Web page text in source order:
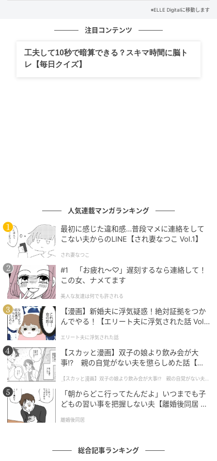
る。お気に入りの一輪をシックにまとうのはもちろ
ん、複数のチャームを組み合わせてブーケのように華
やかに仕上げるのもおすすめ。
※ELLE Digitalに移動します
注目コンテンツ
工夫して10秒で暗算できる？スキマ時間に脳ト
レ【毎日クイズ】
人気連載マンガランキング
最初に感じた違和感…普段マメに連絡をして
こない夫からのLINE【され妻なつこ Vol.1】
され妻なつこ
#1 「お疲れ〜♡」遅刻するなら連絡して！
この女、ナメてます
美人な友達は何でも許される
【漫画】新婚夫に浮気疑惑！絶対証拠をつか
んでやる！【エリート夫に浮気された話 Vol.
エリート夫に浮気された話
【スカッと漫画】双子の娘より飲み会が大
事!? 親の自覚がない夫を懲らしめた話【第1
【スカッと漫画】双子の娘より飲み会が大事!? 親の自覚がない夫を
懲らしめた話
「朝からどこ行ってたんだよ」いつまでも子
どもの習い事を把握しない夫【離婚後同居 Vo
離婚後同居
総合記事ランキング